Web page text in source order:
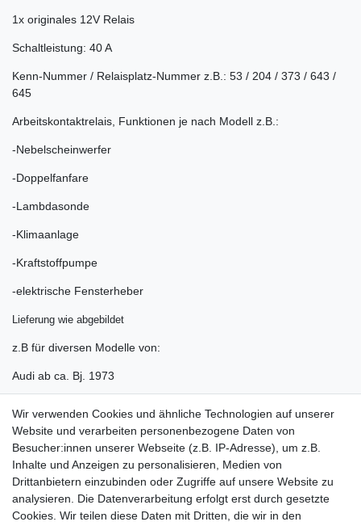
1x originales 12V Relais
Schaltleistung: 40 A
Kenn-Nummer / Relaisplatz-Nummer z.B.: 53 / 204 / 373 / 643 /
645
Arbeitskontaktrelais, Funktionen je nach Modell z.B.:
-Nebelscheinwerfer
-Doppelfanfare
-Lambdasonde
-Klimaanlage
-Kraftstoffpumpe
-elektrische Fensterheber
Lieferung wie abgebildet
z.B für diversen Modelle von:
Audi ab ca. Bj. 1973
Skoda ab ca. 1995
VW ab ca. Bj. 1971
Natürlich auch für Bastler geeignet
Größere Mengen auf Anfrage
Wir verwenden Cookies und ähnliche Technologien auf unserer
Website und verarbeiten personenbezogene Daten von
Besucher:innen unserer Webseite (z.B. IP-Adresse), um z.B.
Inhalte und Anzeigen zu personalisieren, Medien von
Drittanbietern einzubinden oder Zugriffe auf unsere Website zu
analysieren. Die Datenverarbeitung erfolgt erst durch gesetzte
Cookies. Wir teilen diese Daten mit Dritten, die wir in den